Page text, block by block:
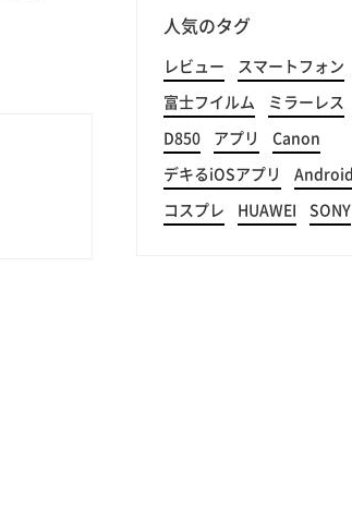
人気のタグ
レビュー スマートフォン
富士フイルム ミラーレス
D850 アプリ Canon
デキるiOSアプリ Android
コスプレ HUAWEI SONY